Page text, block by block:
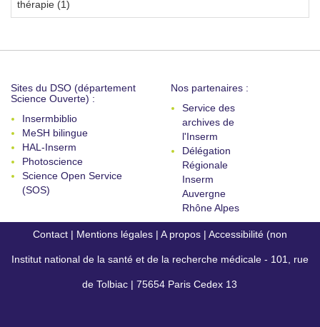
thérapie (1)
Sites du DSO (département
Science Ouverte) :
Insermbiblio
MeSH bilingue
HAL-Inserm
Photoscience
Science Open Service
(SOS)
Nos partenaires :
Service des
archives de
l'Inserm
Délégation
Régionale
Inserm
Auvergne
Rhône Alpes
Contact | Mentions légales | A propos | Accessibilité (non
conforme)
Institut national de la santé et de la recherche médicale - 101, rue
de Tolbiac | 75654 Paris Cedex 13